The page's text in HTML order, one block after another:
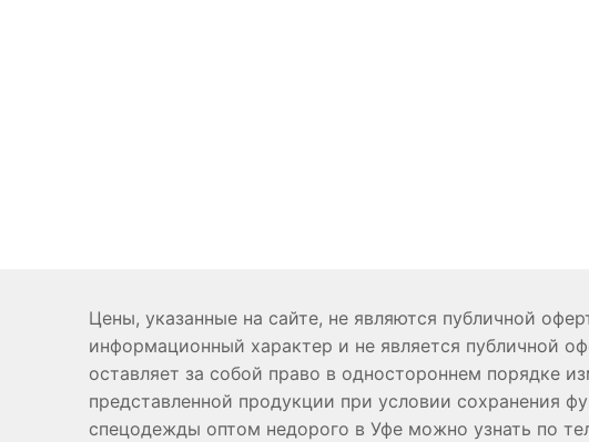
Цены, указанные на сайте, не являются публичной
информационный характер и не является публичной
оставляет за собой право в одностороннем порядке
представленной продукции при условии сохранения
спецодежды оптом недорого в Уфе можно узнать по